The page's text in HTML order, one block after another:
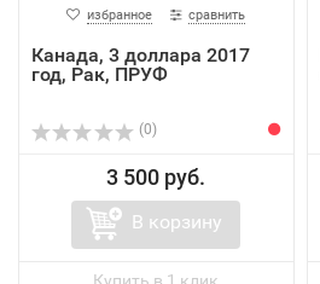
избранное сравнить
Канада, 3 доллара 2017
год, Рак, ПРУФ
(0)
3 500 руб.
В корзину